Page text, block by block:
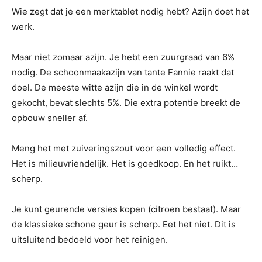
Wie zegt dat je een merktablet nodig hebt? Azijn doet het
werk.
Maar niet zomaar azijn. Je hebt een zuurgraad van 6%
nodig. De schoonmaakazijn van tante Fannie raakt dat
doel. De meeste witte azijn die in de winkel wordt
gekocht, bevat slechts 5%. Die extra potentie breekt de
opbouw sneller af.
Meng het met zuiveringszout voor een volledig effect.
Het is milieuvriendelijk. Het is goedkoop. En het ruikt…
scherp.
Je kunt geurende versies kopen (citroen bestaat). Maar
de klassieke schone geur is scherp. Eet het niet. Dit is
uitsluitend bedoeld voor het reinigen.